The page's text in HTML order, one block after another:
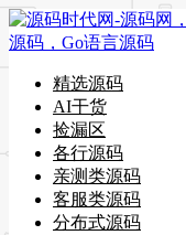
精选源码
AI干货
捡漏区
各行源码
亲测类源码
客服类源码
分布式源码